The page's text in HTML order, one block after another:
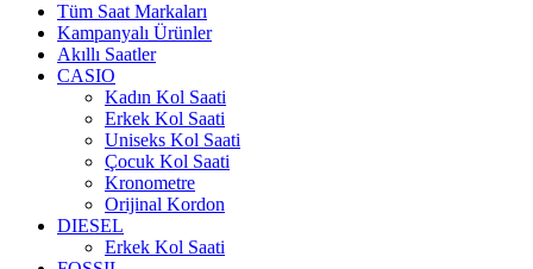
Tüm Saat Markaları
Kampanyalı Ürünler
Akıllı Saatler
CASIO
Kadın Kol Saati
Erkek Kol Saati
Uniseks Kol Saati
Çocuk Kol Saati
Kronometre
Orijinal Kordon
DIESEL
Erkek Kol Saati